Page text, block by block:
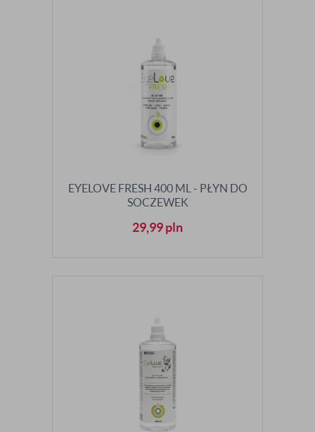
EYELOVE FRESH 400 ML - PŁYN DO
SOCZEWEK
29,99pln